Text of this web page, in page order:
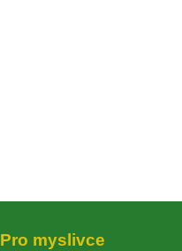
Pro myslivce